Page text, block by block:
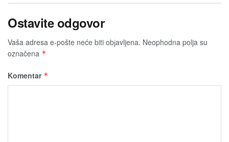
Ostavite odgovor
Vaša adresa e-pošte neće biti obјavljena. Neophodna polja su
označena *
Komentar *